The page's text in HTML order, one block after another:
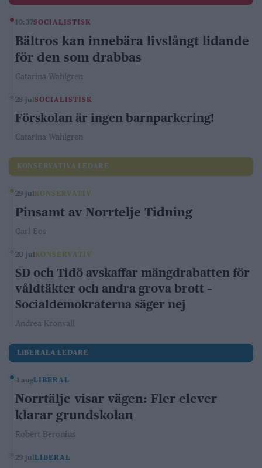
10:37SOCIALISTISK
Bältros kan innebära livslångt lidande
för den som drabbas
Catarina Wahlgren
28 julSOCIALISTISK
Förskolan är ingen barnparkering!
Catarina Wahlgren
KONSERVATIVA LEDARE
29 jul KONSERVATIV
Pinsamt av Norrtelje Tidning
Carl Eos
20 jul KONSERVATIV
SD och Tidö avskaffar mängdrabatten för
våldtäkter och andra grova brott –
Socialdemokraterna säger nej
Andrea Kronvall
LIBERALA LEDARE
4 augLIBERAL
Norrtälje visar vägen: Fler elever
klarar grundskolan
Robert Beronius
29 julLIBERAL